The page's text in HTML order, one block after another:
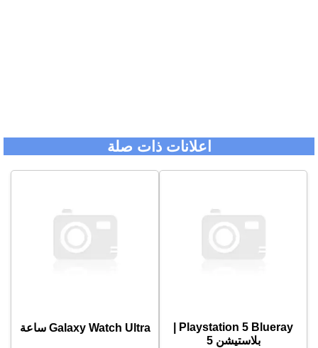
اعلانات ذات صلة
بلاستيشن 5
Galaxy Watch Ultra ساعة